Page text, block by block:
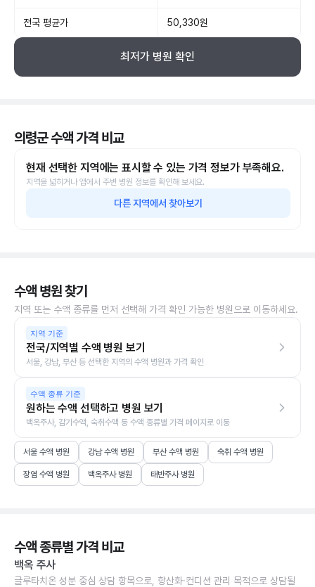
전국 평균가 50,330원
최저가 병원 확인
의령군 수액 가격 비교
현재 선택한 지역에는 표시할 수 있는 가격 정보가 부족해요.
지역을 넓히거나 앱에서 주변 병원 정보를 확인해 보세요.
다른 지역에서 찾아보기
수액 병원 찾기
지역 또는 수액 종류를 먼저 선택해 가격 확인 가능한 병원으로 이동하세요.
지역 기준
전국/지역별 수액 병원 보기
서울, 강남, 부산 등 선택한 지역의 수액 병원과 가격 확인
수액 종류 기준
원하는 수액 선택하고 병원 보기
백옥주사, 감기수액, 숙취수액 등 수액 종류별 가격 페이지로 이동
서울 수액 병원 강남 수액 병원 부산 수액 병원 숙취 수액 병원
장염 수액 병원 백옥주사 병원 태반주사 병원
수액 종류별 가격 비교
백옥 주사
글루타치온 성분 중심 상담 항목으로, 항산화·컨디션 관리 목적으로 상담될